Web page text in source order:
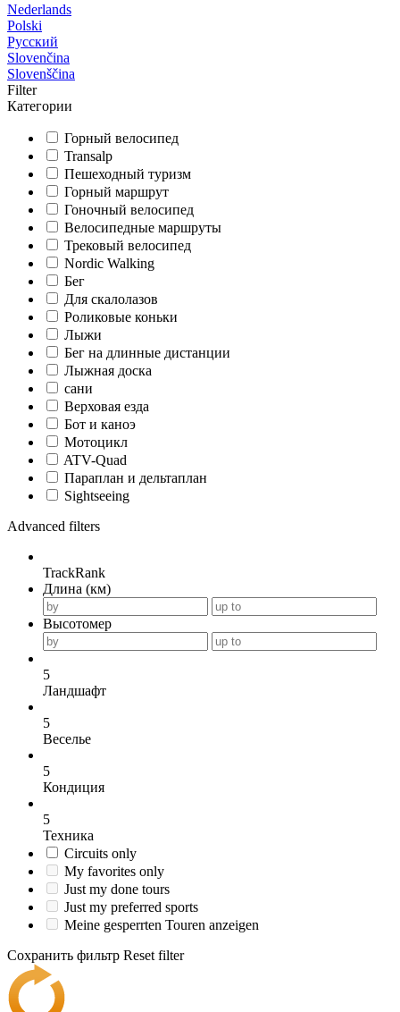
Nederlands
Polski
Русский
Slovenčina
Slovenščina
Filter
Категории
Горный велосипед
Transalp
Пешеходный туризм
Горный маршрут
Гоночный велосипед
Велосипедные маршруты
Трековый велосипед
Nordic Walking
Бег
Для скалолазов
Роликовые коньки
Лыжи
Бег на длинные дистанции
Лыжная доска
сани
Верховая езда
Бот и каноэ
Мотоцикл
ATV-Quad
Параплан и дельтаплан
Sightseeing
Advanced filters
TrackRank
Длина (км)
Высотомер
5
Ландшафт
5
Веселье
5
Кондиция
5
Техника
Circuits only
My favorites only
Just my done tours
Just my preferred sports
Meine gesperrten Touren anzeigen
Сохранить фильтр Reset filter